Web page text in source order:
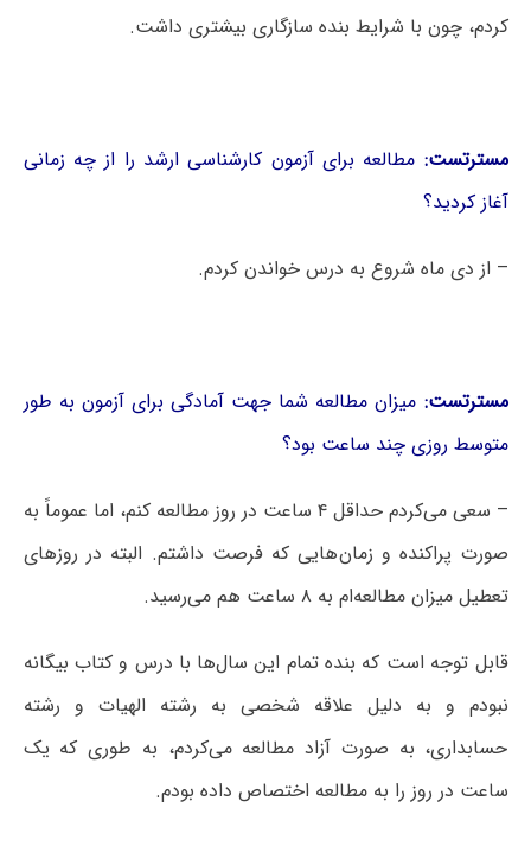
کردم، چون با شرایط بنده سازگاری بیشتری داشت.
مسترتست: مطالعه برای آزمون کارشناسی ارشد را از چه زمانی
آغاز کردید؟
– از دی ماه شروع به درس خواندن کردم.
مسترتست: میزان مطالعه شما جهت آمادگی برای آزمون به طور
متوسط روزی چند ساعت بود؟
– سعی می‌کردم حداقل ۴ ساعت در روز مطالعه کنم، اما عموماً به
صورت پراکنده و زمان‌هایی که فرصت داشتم. البته در روزهای
تعطیل میزان مطالعه‌ام به ۸ ساعت هم می‌رسید.
قابل توجه است که بنده تمام این سال‌ها با درس و کتاب بیگانه
نبودم و به دلیل علاقه شخصی به رشته الهیات و رشته
حسابداری، به صورت آزاد مطالعه می‌کردم، به طوری که یک
ساعت در روز را به مطالعه اختصاص داده بودم.